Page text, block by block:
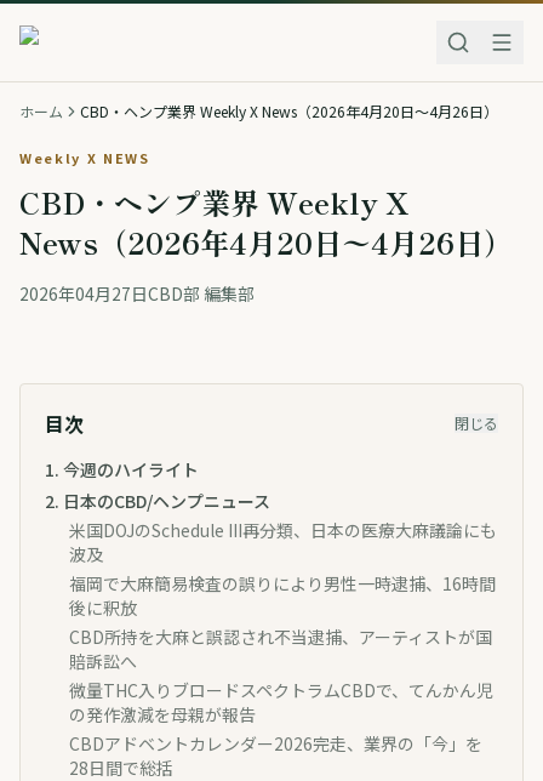
ホーム CBD・ヘンプ業界 Weekly X News（2026年4月20日〜4月26日）
Weekly X NEWS
CBD・ヘンプ業界 Weekly X
News（2026年4月20日〜4月26日）
2026年04月27日CBD部 編集部
目次 閉じる
1. 今週のハイライト
2. 日本のCBD/ヘンプニュース
米国DOJのSchedule III再分類、日本の医療大麻議論にも
波及
福岡で大麻簡易検査の誤りにより男性一時逮捕、16時間
後に釈放
CBD所持を大麻と誤認され不当逮捕、アーティストが国
賠訴訟へ
微量THC入りブロードスペクトラムCBDで、てんかん児
の発作激減を母親が報告
CBDアドベントカレンダー2026完走、業界の「今」を
28日間で総括